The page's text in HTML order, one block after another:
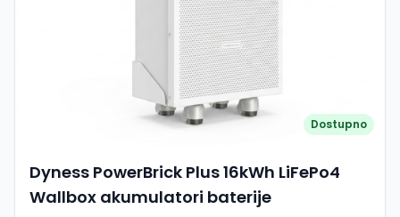
Dostupno
Dyness PowerBrick Plus 16kWh LiFePo4
Wallbox akumulatori baterije